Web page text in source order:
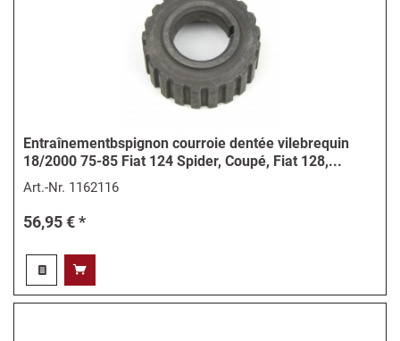
Entraînementbspignon courroie dentée vilebrequin
18/2000 75-85 Fiat 124 Spider, Coupé, Fiat 128,...
Art.-Nr. 1162116
56,95 € *